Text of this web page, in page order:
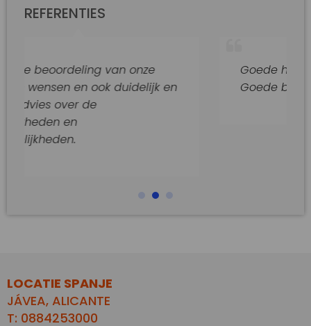
REFERENTIES
van onze
ook duidelijk en
Goede hulp en adviezen.
Goede begeleiding van
LOCATIE SPANJE
JÁVEA, ALICANTE
T: 0884253000